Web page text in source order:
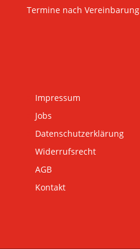
Termine nach Vereinbarung
Impressum
Jobs
Datenschutzerklärung
Widerrufsrecht
AGB
Kontakt